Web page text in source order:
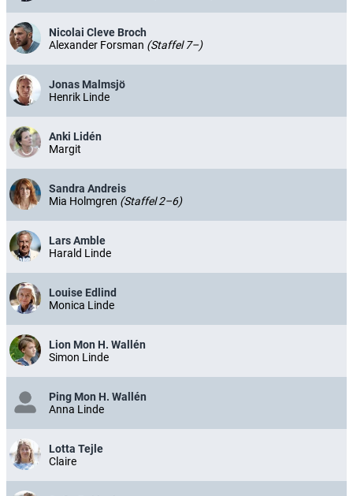
Nicolai Cleve Broch
Alexander Forsman (Staffel 7–)
Jonas Malmsjö
Henrik Linde
Anki Lidén
Margit
Sandra Andreis
Mia Holmgren (Staffel 2–6)
Lars Amble
Harald Linde
Louise Edlind
Monica Linde
Lion Mon H. Wallén
Simon Linde
Ping Mon H. Wallén
Anna Linde
Lotta Tejle
Claire